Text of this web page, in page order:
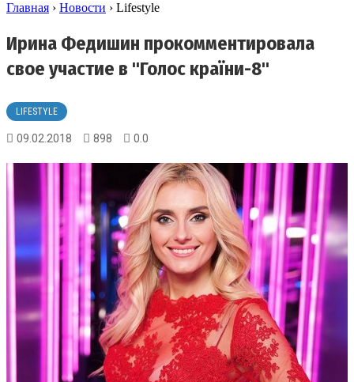
Главная › Новости › Lifestyle
Ирина Федишин прокомментировала
свое участие в "Голос країни-8"
LIFESTYLE
09.02.2018 898 0.0